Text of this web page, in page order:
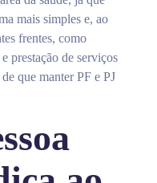
mais simples e, ao
frentes, como
prestação de serviços
que manter PF e PJ